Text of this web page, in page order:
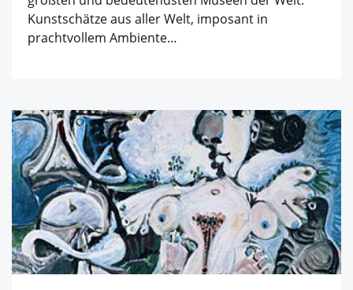
Kunstschätze aus aller Welt, imposant in
prachtvollem Ambiente…